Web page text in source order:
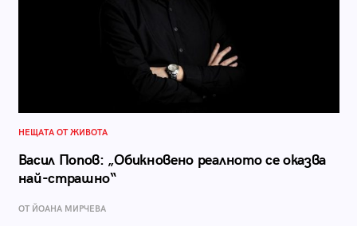
НЕЩАТА ОТ ЖИВОТА
Васил Попов: „Обикновено реалното се оказва
най-страшно“
ОТ ЙОАНА МИРЧЕВА